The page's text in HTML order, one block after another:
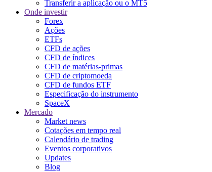
Transferir a aplicação ou o MT5
Onde investir
Forex
Ações
ETFs
CFD de ações
CFD de índices
CFD de matérias-primas
CFD de criptomoeda
CFD de fundos ETF
Especificação do instrumento
SpaceX
Mercado
Market news
Cotações em tempo real
Calendário de trading
Eventos corporativos
Updates
Blog